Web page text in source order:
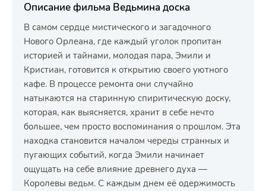
Описание фильма Ведьмина доска
В самом сердце мистического и загадочного
Нового Орлеана, где каждый уголок пропитан
историей и тайнами, молодая пара, Эмили и
Кристиан, готовится к открытию своего уютного
кафе. В процессе ремонта они случайно
натыкаются на старинную спиритическую доску,
которая, как выясняется, хранит в себе нечто
большее, чем просто воспоминания о прошлом. Эта
находка становится началом череды странных и
пугающих событий, когда Эмили начинает
ощущать на себе влияние древнего духа —
Королевы ведьм. С каждым днем её одержимость